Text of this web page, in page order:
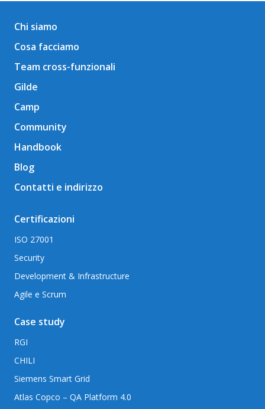
Chi siamo
Cosa facciamo
Team cross-funzionali
Gilde
Camp
Community
Handbook
Blog
Contatti e indirizzo
Certificazioni
ISO 27001
Security
Development & Infrastructure
Agile e Scrum
Case study
RGI
CHILI
Siemens Smart Grid
Atlas Copco – QA Platform 4.0